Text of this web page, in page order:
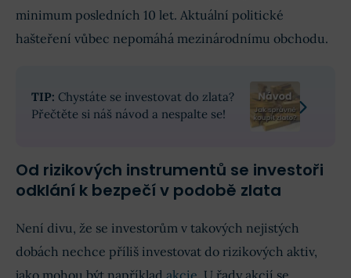
minimum posledních 10 let. Aktuální politické
hašteření vůbec nepomáhá mezinárodnímu obchodu.
TIP: Chystáte se investovat do zlata?
Přečtěte si náš návod a nespalte se!
Od rizikových instrumentů se investoři
odklání k bezpečí v podobě zlata
Není divu, že se investorům v takových nejistých
dobách nechce příliš investovat do rizikových aktiv,
jako mohou být například akcie. U řady akcií se